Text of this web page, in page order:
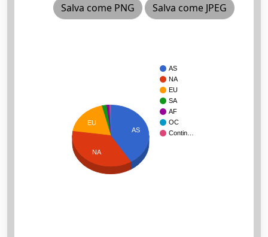
Salva come PNG
Salva come JPEG
AS
NA
EU
SA
AF
OC
Contin…
AS
EU
NA